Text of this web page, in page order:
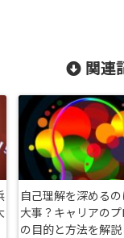
関連
自己理解を深める
大事？キャリアのプ
の目的と方法を解説